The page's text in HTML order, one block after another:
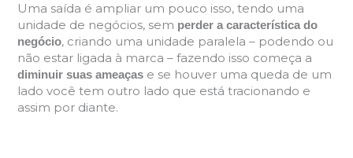
Uma saída é ampliar um pouco isso, tendo uma
unidade de negócios, sem perder a característica do
negócio, criando uma unidade paralela – podendo ou
não estar ligada à marca – fazendo isso começa a
diminuir suas ameaçase se houver uma queda de um
lado você tem outro lado que está tracionando e
assim por diante.